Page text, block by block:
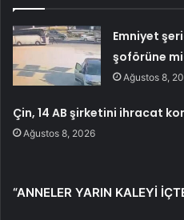
Emniyet
şoförüne
Ağustos 8,
Çin, 14 AB şirketini ihracat
Ağustos 8, 2026
“ANNELER YARIN KALEYİ